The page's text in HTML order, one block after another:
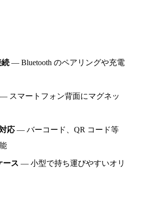
続 — Bluetooth のペアリングや充電
— スマートフォン背面にマグネッ
応 — バーコード、QR コード等
ース — 小型で持ち運びやすいオリ